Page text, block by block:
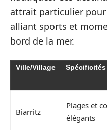
attrait particulier pour
alliant sports et
bord de la mer.
Ville/Village Spécificités
Biarritz
Plages et
élégants